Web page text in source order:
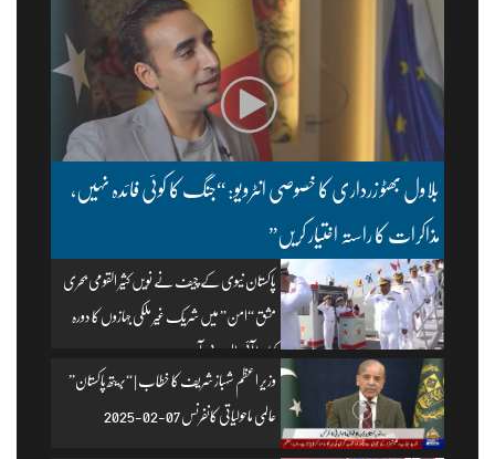
بلاول بھٹو زرداری کا خصوصی انٹرویو: “جنگ کا کوئی فائدہ نہیں،
مذاکرات کا راستہ اختیار کریں”
پاکستان نیوی کے چیف نے نویں کثیر القومی بحری
مشق “امن” میں شریک غیر ملکی جہازوں کا دورہ
کیا۔ | آئی ایس پی آر
وزیرِ اعظم شہباز شریف کا خطاب | “بریتھ پاکستان”
عالمی ماحولیاتی کانفرنس 07-02-2025